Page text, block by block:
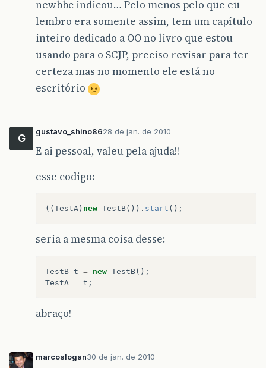
newbbc indicou… Pelo menos pelo que eu
lembro era somente assim, tem um capítulo
inteiro dedicado a OO no livro que estou
usando para o SCJP, preciso revisar para ter
certeza mas no momento ele está no
escritório
G
gustavo_shino8628 de jan. de 2010
E ai pessoal, valeu pela ajuda!!
esse codigo:
(( TestA ) new TestB()). start ();
seria a mesma coisa desse:
TestB t = new TestB();
TestA = t ;
abraço!
marcoslogan30 de jan. de 2010